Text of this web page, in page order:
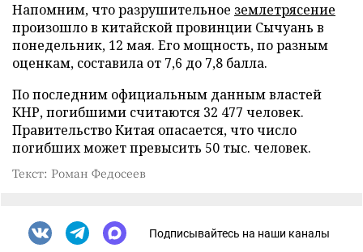
Напомним, что разрушительное землетрясение
произошло в китайской провинции Сычуань в
понедельник, 12 мая. Его мощность, по разным
оценкам, составила от 7,6 до 7,8 балла.
По последним официальным данным властей
КНР, погибшими считаются 32 477 человек.
Правительство Китая опасается, что число
погибших может превысить 50 тыс. человек.
Текст: Роман Федосеев
Подписывайтесь на наши каналы